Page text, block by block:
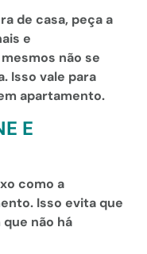
de casa, peça a
e
não se
Isso vale para
apartamento.
E
como a
Isso evita que
não há